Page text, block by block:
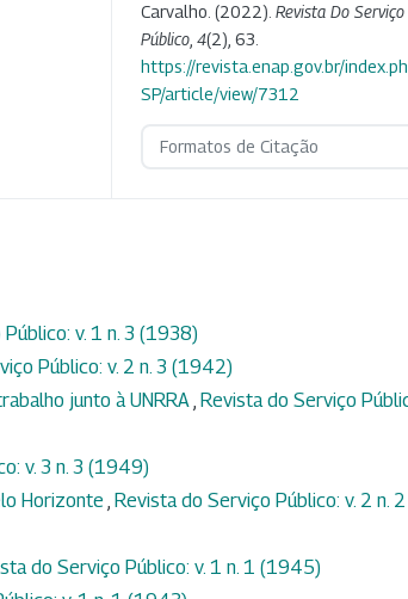
Carvalho. (2022). Revista Do Serviço
Público 4(2), 63.
https://revista.enap.gov.br/
SP/article/view/7312
Formatos de Citação
v. 1 n. 3 (1938)
Público: v. 2 n. 3 (1942)
junto à UNRRA, Revista do Serviço
v. 3 n. 3 (1949)
Horizonte , Revista do Serviço Público: v. 2 n. 2
do Serviço Público: v. 1 n. 1 (1945)